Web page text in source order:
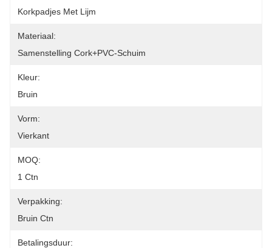
Korkpadjes Met Lijm
Materiaal:
Samenstelling Cork+PVC-Schuim
Kleur:
Bruin
Vorm:
Vierkant
MOQ:
1 Ctn
Verpakking:
Bruin Ctn
Betalingsduur: